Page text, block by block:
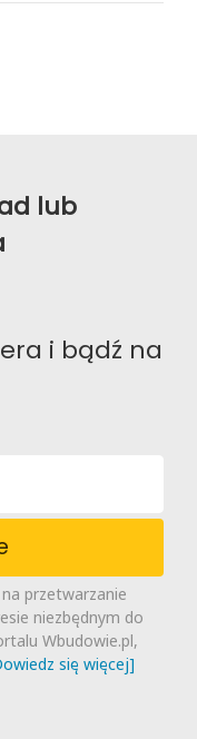
lub
i bądź na
przetwarzanie
niezbędnym do
Wbudowie.pl,
się więcej]